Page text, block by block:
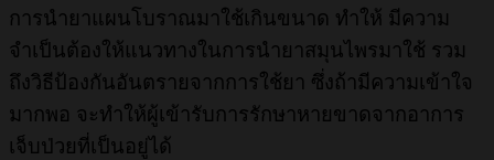
การนำยาแผนโบราณมาใช้เกินขนาด ทำให้ มีความ
จำเป็นต้องให้แนวทางในการนำยาสมุนไพรมาใช้ รวม
ถึงวิธีป้องกันอันตรายจากการใช้ยา ซึ่งถ้ามีความเข้าใจ
มากพอ จะทำให้ผู้เข้ารับการรักษาหายขาดจากอาการ
เจ็บป่วยที่เป็นอยู่ได้